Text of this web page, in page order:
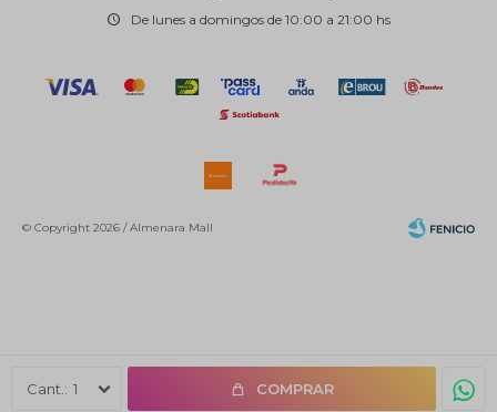
1 COMPRAR
De lunes a domingos de 10:00 a 21:00 hs
© Copyright 2026 / Almenara Mall